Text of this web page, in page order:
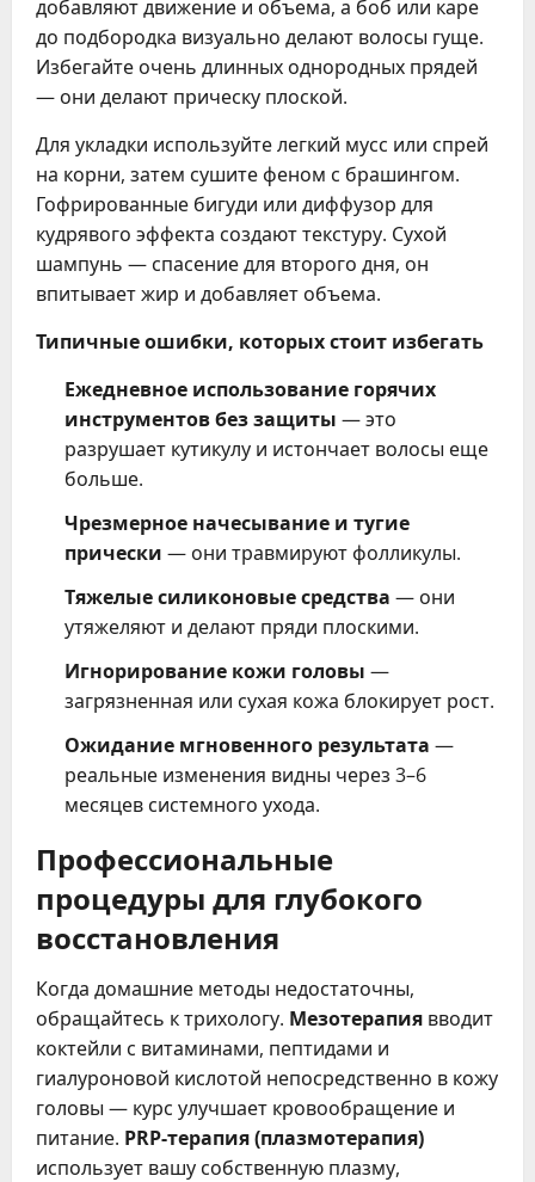
добавляют движение и объема, а боб или каре
до подбородка визуально делают волосы гуще.
Избегайте очень длинных однородных прядей
— они делают прическу плоской.
Для укладки используйте легкий мусс или спрей
на корни, затем сушите феном с брашингом.
Гофрированные бигуди или диффузор для
кудрявого эффекта создают текстуру. Сухой
шампунь — спасение для второго дня, он
впитывает жир и добавляет объема.
Типичные ошибки, которых стоит избегать
Ежедневное использование горячих
инструментов без защиты — это
разрушает кутикулу и истончает волосы еще
больше.
Чрезмерное начесывание и тугие
прически — они травмируют фолликулы.
Тяжелые силиконовые средства — они
утяжеляют и делают пряди плоскими.
Игнорирование кожи головы —
загрязненная или сухая кожа блокирует рост.
Ожидание мгновенного результата —
реальные изменения видны через 3–6
месяцев системного ухода.
Профессиональные
процедуры для глубокого
восстановления
Когда домашние методы недостаточны,
обращайтесь к трихологу. Мезотерапия вводит
коктейли с витаминами, пептидами и
гиалуроновой кислотой непосредственно в кожу
головы — курс улучшает кровообращение и
питание. PRP-терапия (плазмотерапия)
использует вашу собственную плазму,